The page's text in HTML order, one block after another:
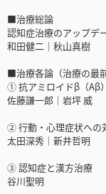
■治療総論
認知症治療のアップデ
和田健二｜秋山真樹
■治療各論（治療の最前
① 抗アミロイドβ（Aβ
佐藤謙一郎｜岩坪 威
② 行動・心理症状への
太田深秀｜新井哲明
③ 認知症と漢方治療
谷川聖明